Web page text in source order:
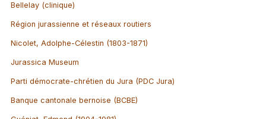
Bellelay (clinique)
Région jurassienne et réseaux routiers
Nicolet, Adolphe-Célestin (1803-1871)
Jurassica Museum
Parti démocrate-chrétien du Jura (PDC Jura)
Banque cantonale bernoise (BCBE)